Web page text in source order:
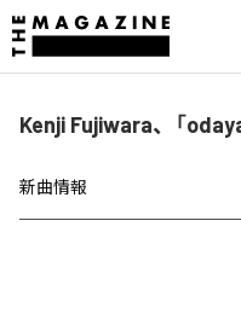
Kenji Fujiwara、「
新曲情報